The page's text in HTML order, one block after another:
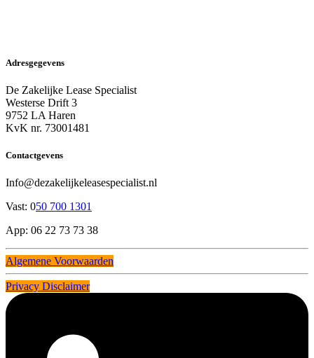
Adresgegevens
De Zakelijke Lease Specialist
Westerse Drift 3
9752 LA Haren
KvK nr. 73001481
Contactgevens
Info@dezakelijkeleasespecialist.nl
Vast: 050 700 1301
App: 06 22 73 73 38
Algemene Voorwaarden
Privacy Disclaimer